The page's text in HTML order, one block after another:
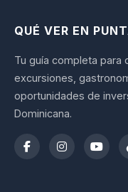
QUÉ VER EN
Tu guía completa para
excursiones,
oportunidades de
Dominicana.